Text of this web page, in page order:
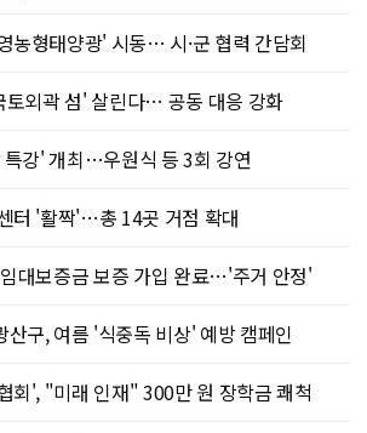
농형태양광' 시동… 시·군 협력 간담회
토외곽 섬' 살린다… 공동 대응 강화
특강' 개최…우원식 등 3회 강연
터 '활짝'…총 14곳 거점 확대
대보증금 보증 가입 완료…'주거 안정'
산구, 여름 '식중독 비상' 예방 캠페인
회', "미래 인재" 300만 원 장학금 쾌척